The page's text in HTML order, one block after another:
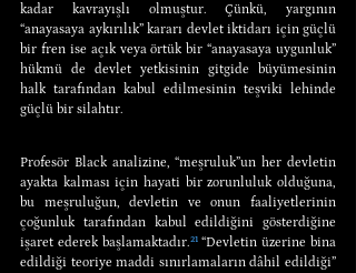
kadar kavrayışlı olmuştur. Çünkü, yargının
“anayasaya aykırılık” kararı devlet iktidarı için güçlü
bir fren ise açık veya örtük bir “anayasaya uygunluk”
hükmü de devlet yetkisinin gitgide büyümesinin
halk tarafından kabul edilmesinin teşviki lehinde
güçlü bir silahtır.
Profesör Black analizine, “meşruluk”un her devletin
ayakta kalması için hayati bir zorunluluk olduğuna,
bu meşruluğun, devletin ve onun faaliyetlerinin
çoğunluk tarafından kabul edildiğini gösterdiğine
işaret ederek başlamaktadır.²¹ “Devletin üzerine bina
edildiği teoriye maddi sınırlamaların dâhil edildiği”